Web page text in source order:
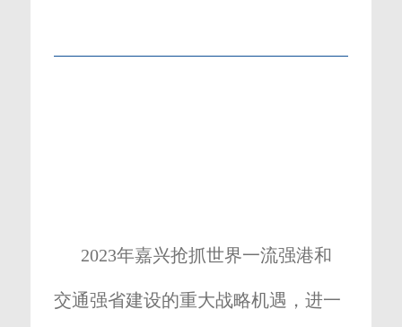
2023年嘉兴抢抓世界一流强港和
交通强省建设的重大战略机遇，进一